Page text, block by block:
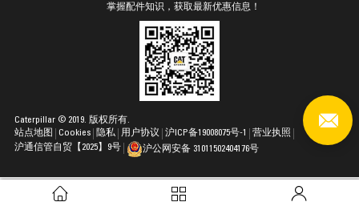
掌握配件知识，获取最新优惠信息！
站点地图 Cookies 隐私 用户协议
Caterpillar © 2019. 版权所有.
沪ICP备19008075号-1
营业执照
沪通信管自贸【2025】9号
沪公网安备 31011502404176号